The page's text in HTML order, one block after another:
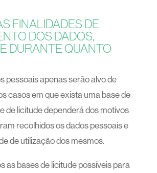
FINALIDADES DE
DOS DADOS,
DURANTE QUANTO
pessoais apenas serão alvo de
casos em que exista uma base de
de licitude dependerá dos motivos
recolhidos os dados pessoais e
de utilização dos mesmos.
as bases de licitude possíveis para